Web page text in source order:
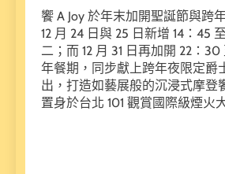
饗 A Joy 於年末加開聖誕節與跨
12 月 24 日與 25 日新增 14：45
二；而 12 月 31 日再加開 22：
年餐期，同步獻上跨年夜限定爵
出，打造如藝展般的沉浸式摩登
置身於台北 101 觀賞國際級煙火